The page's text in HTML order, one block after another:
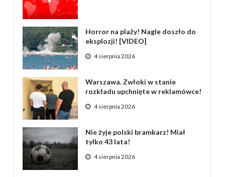
Horror na plaży! Nagle doszło do
eksplozji! [VIDEO]
4 sierpnia 2026
Warszawa. Zwłoki w stanie
rozkładu upchnięte w reklamówce!
4 sierpnia 2026
Nie żyje polski bramkarz! Miał
tylko 43 lata!
4 sierpnia 2026